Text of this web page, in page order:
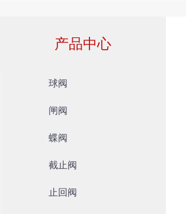
产品中心
球阀
闸阀
蝶阀
截止阀
止回阀